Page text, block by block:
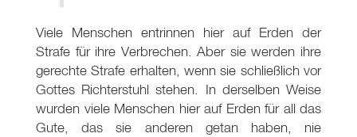
Viele Menschen entrinnen hier auf Erden der
Strafe für ihre Verbrechen. Aber sie werden ihre
gerechte Strafe erhalten, wenn sie schließlich vor
Gottes Richterstuhl stehen. In derselben Weise
wurden viele Menschen hier auf Erden für all das
Gute, das sie anderen getan haben, nie